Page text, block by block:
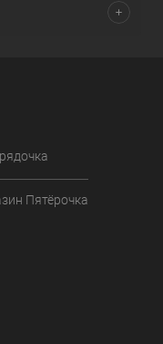
Пятёрочка